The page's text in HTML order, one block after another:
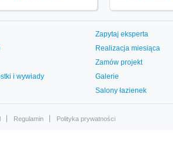
i wywiady
Zapytaj eksperta
Realizacja miesiąca
Zamów projekt
Galerie
Salony łazienek
Regulamin Polityka prywatności